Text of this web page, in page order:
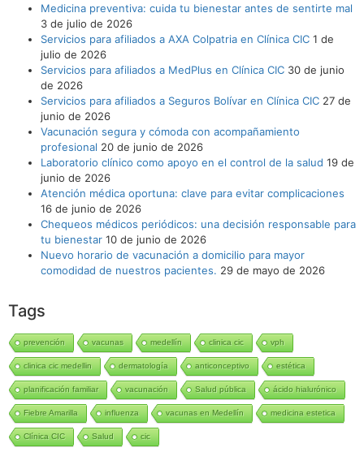
Medicina preventiva: cuida tu bienestar antes de sentirte mal
3 de julio de 2026
Servicios para afiliados a AXA Colpatria en Clínica CIC 1 de
julio de 2026
Servicios para afiliados a MedPlus en Clínica CIC 30 de junio
de 2026
Servicios para afiliados a Seguros Bolívar en Clínica CIC 27 de
junio de 2026
Vacunación segura y cómoda con acompañamiento
profesional 20 de junio de 2026
Laboratorio clínico como apoyo en el control de la salud 19 de
junio de 2026
Atención médica oportuna: clave para evitar complicaciones
16 de junio de 2026
Chequeos médicos periódicos: una decisión responsable para
tu bienestar 10 de junio de 2026
Nuevo horario de vacunación a domicilio para mayor
comodidad de nuestros pacientes. 29 de mayo de 2026
Tags
prevención vacunas medellín clinica cic vph
clinica cic medellin dermatología anticonceptivo estética
planificación familiar vacunación Salud pública ácido hialurónico
Fiebre Amarilla influenza vacunas en Medellín medicina estetica
Clínica CIC Salud cic